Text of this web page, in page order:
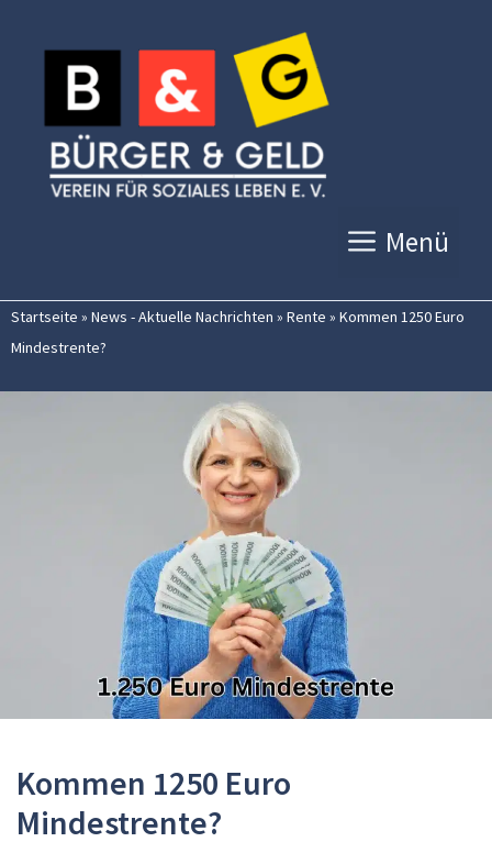
Inhalt
springen
Menü
Startseite » News - Aktuelle Nachrichten » Rente » Kommen 1250 Euro
Mindestrente?
Kommen 1250 Euro
Mindestrente?